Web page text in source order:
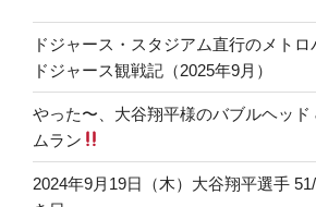
ドジャース・スタジアム直行のメトロ
ドジャース観戦記（2025年9月）
やった〜、大谷翔平様のバブルヘッド
ムラン
2024年9月19日（木）大谷翔平選手